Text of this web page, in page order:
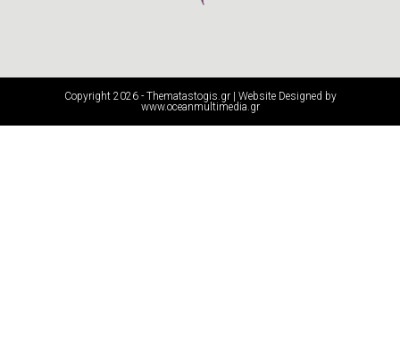
Copyright 2026 - Thematastogis.gr | Website Designed by
www.oceanmultimedia.gr